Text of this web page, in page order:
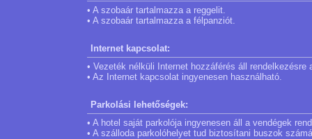
• A szobaár tartalmazza a reggelit.
• A szobaár tartalmazza a félpanziót.
Internet kapcsolat:
• Vezeték nélküli Internet hozzáférés áll rendelkezésre
• Az Internet kapcsolat ingyenesen használható.
Parkolási lehetőségek:
• A hotel saját parkolója ingyenesen áll a vendégek
• A szálloda parkolóhelyet tud biztosítani buszok